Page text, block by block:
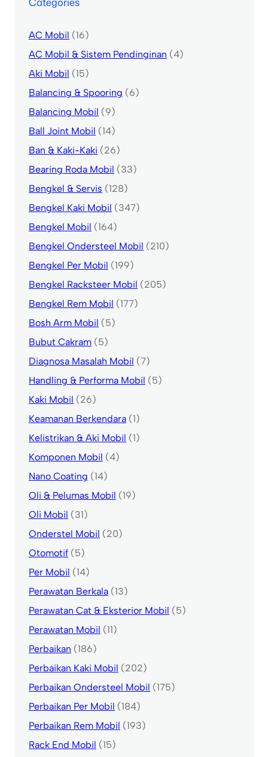
AC Mobil (16)
AC Mobil & Sistem Pendinginan (4)
Aki Mobil (15)
Balancing & Spooring (6)
Balancing Mobil (9)
Ball Joint Mobil (14)
Ban & Kaki-Kaki (26)
Bearing Roda Mobil (33)
Bengkel & Servis (128)
Bengkel Kaki Mobil (347)
Bengkel Mobil (164)
Bengkel Ondersteel Mobil (210)
Bengkel Per Mobil (199)
Bengkel Racksteer Mobil (205)
Bengkel Rem Mobil (177)
Bosh Arm Mobil (5)
Bubut Cakram (5)
Diagnosa Masalah Mobil (7)
Handling & Performa Mobil (5)
Kaki Mobil (26)
Keamanan Berkendara (1)
Kelistrikan & Aki Mobil (1)
Komponen Mobil (4)
Nano Coating (14)
Oli & Pelumas Mobil (19)
Oli Mobil (31)
Onderstel Mobil (20)
Otomotif (5)
Per Mobil (14)
Perawatan Berkala (13)
Perawatan Cat & Eksterior Mobil (5)
Perawatan Mobil (11)
Perbaikan (186)
Perbaikan Kaki Mobil (202)
Perbaikan Ondersteel Mobil (175)
Perbaikan Per Mobil (184)
Perbaikan Rem Mobil (193)
Rack End Mobil (15)